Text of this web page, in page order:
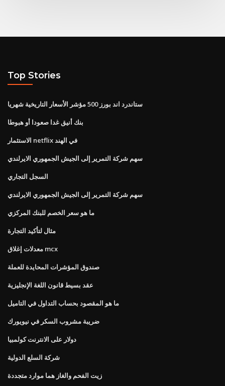
Top Stories
ستاندرد اند بورز 500 مؤشر الأسعار التاريخية شهريا
بنك أنيق غدا صعودا أو هبوطا
الاستثمار netflix في الهند
سهم شركة التمرير إلى الجيش الجمهوري الايرلندي
السجل التجاري
سهم شركة التمرير إلى الجيش الجمهوري الايرلندي
ما هو سعر الخصم للبنك المركزي
مثال لتأكيد التجارة
معدلات إغلاق mcx
صندوق المؤشرات المحايدة للعملة
عقد بسيط قانون اللغة الإنجليزية
ما هو المقصود بحساب التداول في التاميل
ضريبة مشروب السكر في نيويورك
دولار على الانترنت كولمبيا
شركة السلع الدولية
زيت الفحم والغاز هما موارد متجددة